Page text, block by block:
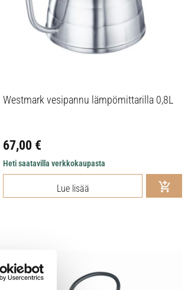
Westmark vesipannu lämpömittarilla 0,8L
67,00 €
Heti saatavilla verkkokaupasta
Lue lisää